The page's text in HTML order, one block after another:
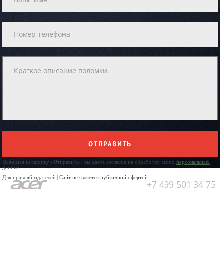
ОТПРАВИТЬ
Нажимая на кнопку «Отправить», вы даете согласие на обработку своих персональных
данных
Для правообладателей | Сайт не является публичной офертой.
+7 499 501 34 75